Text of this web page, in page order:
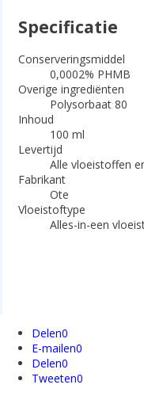
Specificatie
Conserveringsmiddel
0,0002% PHMB
Overige ingrediënten
Polysorbaat 80
Inhoud
100 ml
Levertijd
Alle vloeistoffen
Fabrikant
Ote
Vloeistoftype
Alles-in-een
Delen0
E-mailen0
Delen0
Tweeten0